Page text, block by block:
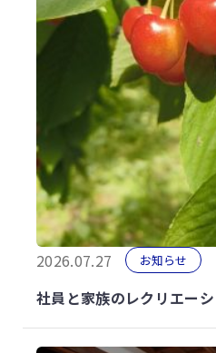
2026.07.27 お知らせ
社員と家族のレクリエー